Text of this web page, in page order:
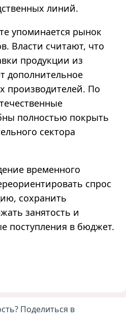
линий.
упоминается рынок
Власти считают, что
продукции из
дополнительное
производителей. По
полностью покрыть
сектора
временного
спрос
сохранить
занятость и
поступления в бюджет.
Поделиться в